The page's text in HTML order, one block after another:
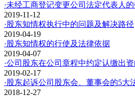
·未经工商登记变更公司法定代表人
2019-11-12
·股东知情权执行中的问题及解决路径
2019-04-19
·股东知情权的行使及法律依据
2019-04-07
·公司股东在公司章程中约定认缴出
2019-02-17
·股东起诉公司股东会、董事会的5大
2018-12-27